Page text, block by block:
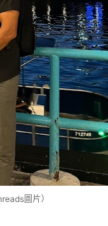
圖片）